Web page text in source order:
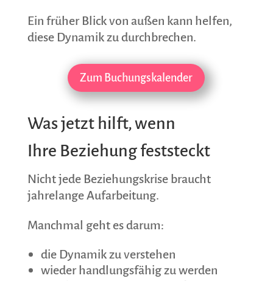
Ein früher Blick von außen kann helfen,
diese Dynamik zu durchbrechen.
Zum Buchungskalender
Was jetzt hilft, wenn
Ihre Beziehung feststeckt
Nicht jede Beziehungskrise braucht
jahrelange Aufarbeitung.
Manchmal geht es darum:
die Dynamik zu verstehen
wieder handlungsfähig zu werden